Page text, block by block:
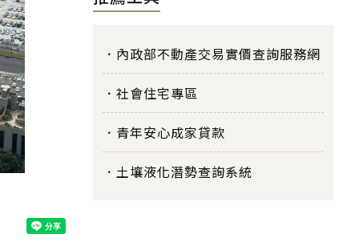
內政部不動產交易實價查詢服務網
社會住宅專區
青年安心成家貸款
土壤液化潛勢查詢系統